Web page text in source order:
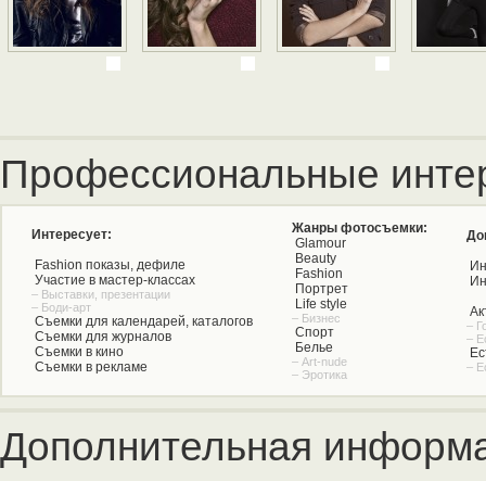
Профессиональные
Интересует:
Fashion показы, дефиле
Участие в мастер-классах
– Выставки, презентации
– Боди-арт
Съемки для календарей, каталогов
Съемки для журналов
Съемки в кино
Съемки в рекламе
Жанры фотосъемки:
Glamour
Beauty
Fashion
Портрет
Life style
– Бизнес
Спорт
Белье
– Art-nude
– Эротика
–
–
–
Дополнительная